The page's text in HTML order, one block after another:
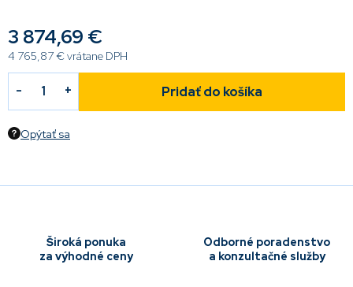
3 874,69 €
4 765,87 € vrátane DPH
Pridať do košíka
Opýtať sa
Široká ponuka
za výhodné ceny
Odborné poradenstvo
a konzultačné služby